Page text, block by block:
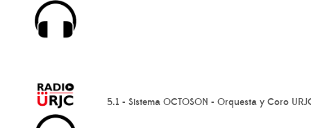
5.1 - Sistema OCTOSON - Orquesta y Coro